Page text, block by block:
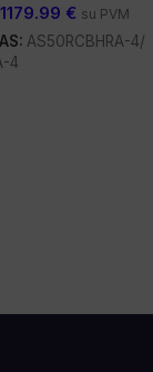
1179.99 € su PVM
AS50RCBHRA-4/
4